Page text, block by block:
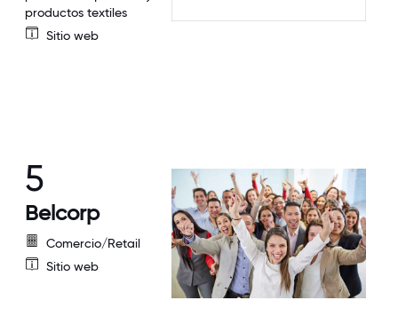
productos textiles
Sitio web
5
Belcorp
Comercio/Retail
Sitio web